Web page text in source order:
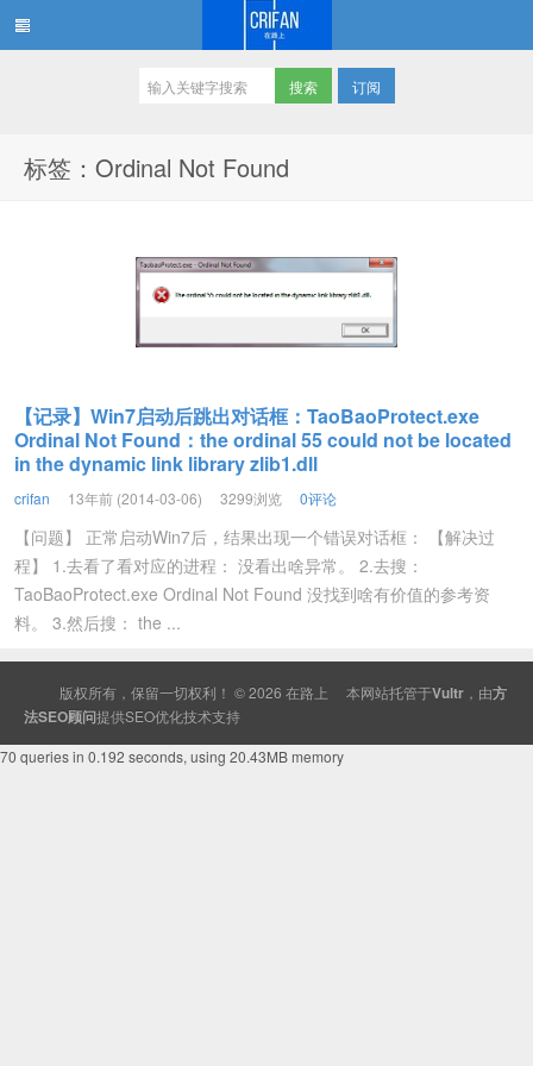
订阅
标签：Ordinal Not Found
【记录】Win7启动后跳出对话框：TaoBaoProtect.exe
Ordinal Not Found：the ordinal 55 could not be located
in the dynamic link library zlib1.dll
crifan 13年前 (2014-03-06) 3299浏览 0评论
【问题】 正常启动Win7后，结果出现一个错误对话框： 【解决过
程】 1.去看了看对应的进程： 没看出啥异常。 2.去搜：
TaoBaoProtect.exe Ordinal Not Found 没找到啥有价值的参考资
料。 3.然后搜： the ...
版权所有，保留一切权利！ © 2026 在路上 本网站托管于Vultr ，由方
法SEO顾问提供SEO优化技术支持
70 queries in 0.192 seconds, using 20.43MB memory